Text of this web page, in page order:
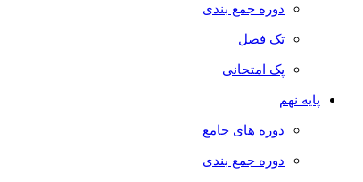
دوره جمع بندی
تک فصل
پک امتحانی
پایه نهم
دوره های جامع
دوره جمع بندی